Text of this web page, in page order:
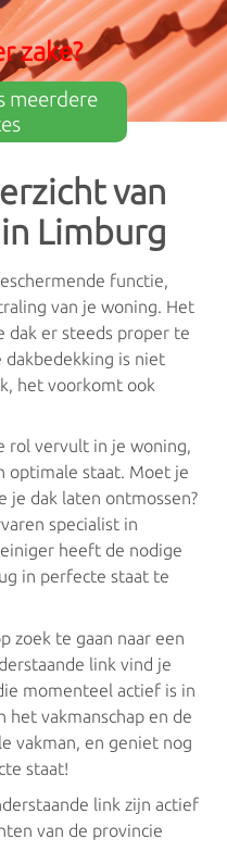
×
belangrijk? En hoe
je rechten en plichten?
je eraan? Waarop
zake?
meerdere
van
Limburg
functie,
van je woning. Het
dak er steeds proper te
is niet
het voorkomt ook
rol vervult in je woning,
optimale staat. Moet je
je dak laten ontmossen?
specialist in
heeft de nodige
in perfecte staat te
zoek te gaan naar een
link vind je
momenteel actief is in
het vakmanschap en de
vakman, en geniet nog
staat!
link zijn actief
van de provincie